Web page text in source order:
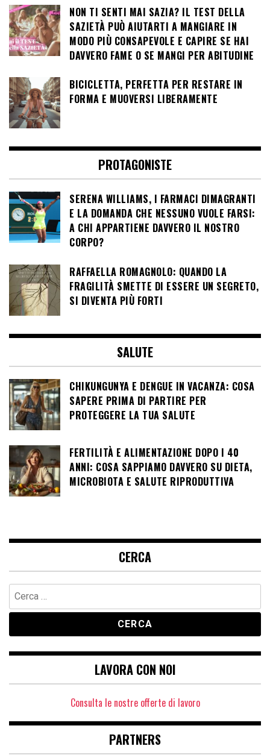
NON TI SENTI MAI SAZIA? IL TEST DELLA
SAZIETÀ PUÒ AIUTARTI A MANGIARE IN
MODO PIÙ CONSAPEVOLE E CAPIRE SE HAI
DAVVERO FAME O SE MANGI PER ABITUDINE
BICICLETTA, PERFETTA PER RESTARE IN
FORMA E MUOVERSI LIBERAMENTE
PROTAGONISTE
SERENA WILLIAMS, I FARMACI DIMAGRANTI
E LA DOMANDA CHE NESSUNO VUOLE FARSI:
A CHI APPARTIENE DAVVERO IL NOSTRO
CORPO?
RAFFAELLA ROMAGNOLO: QUANDO LA
FRAGILITÀ SMETTE DI ESSERE UN SEGRETO,
SI DIVENTA PIÙ FORTI
SALUTE
CHIKUNGUNYA E DENGUE IN VACANZA: COSA
SAPERE PRIMA DI PARTIRE PER
PROTEGGERE LA TUA SALUTE
FERTILITÀ E ALIMENTAZIONE DOPO I 40
ANNI: COSA SAPPIAMO DAVVERO SU DIETA,
MICROBIOTA E SALUTE RIPRODUTTIVA
CERCA
Ricerca
per:
LAVORA CON NOI
Consulta le nostre offerte di lavoro
PARTNERS